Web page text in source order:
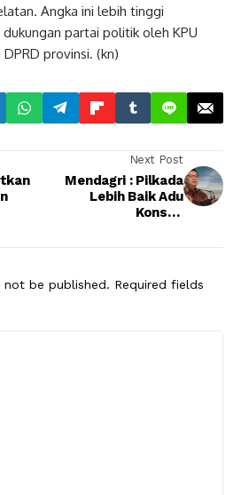
Angka ini lebih tinggi
partai politik oleh KPU
provinsi. (kn)
Next Post
Mendagri : Pilkada
Lebih Baik Adu
Konsep
not be published. Required fields